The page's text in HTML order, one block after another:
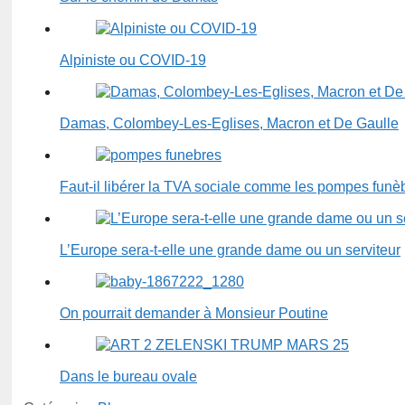
Alpiniste ou COVID-19
Damas, Colombey-Les-Eglises, Macron et De Gaulle
Faut-il libérer la TVA sociale comme les pompes
L’Europe sera-t-elle une grande dame ou un serviteur
On pourrait demander à Monsieur Poutine
Dans le bureau ovale